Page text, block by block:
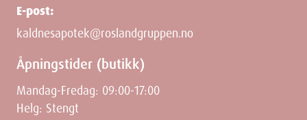
E-post:
kaldnesapotek@roslandgruppen.no
Åpningstider (butikk)
Mandag-Fredag: 09:00-17:00
Helg: Stengt